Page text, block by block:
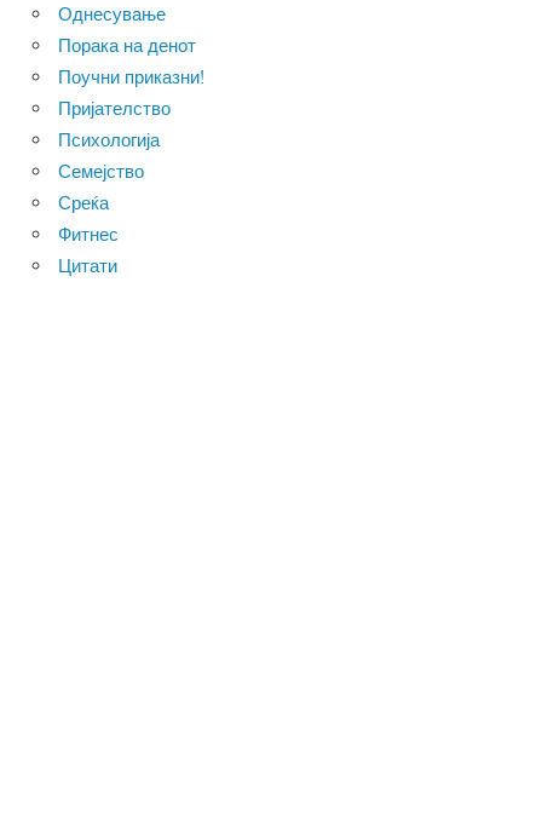
Однесување
Порака на денот
Поучни приказни!
Пријателство
Психологија
Семејство
Среќа
Фитнес
Цитати